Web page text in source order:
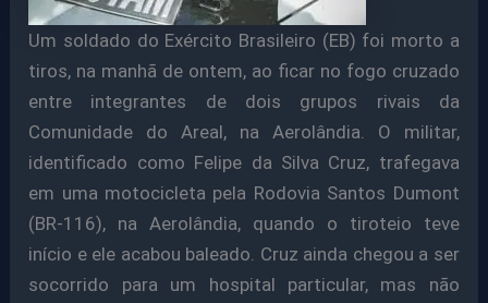
Um soldado do Exército Brasileiro (EB) foi morto a
tiros, na manhã de ontem, ao ficar no fogo cruzado
entre integrantes de dois grupos rivais da
Comunidade do Areal, na Aerolândia. O militar,
identificado como Felipe da Silva Cruz, trafegava
em uma motocicleta pela Rodovia Santos Dumont
(BR-116), na Aerolândia, quando o tiroteio teve
início e ele acabou baleado. Cruz ainda chegou a ser
socorrido para um hospital particular, mas não